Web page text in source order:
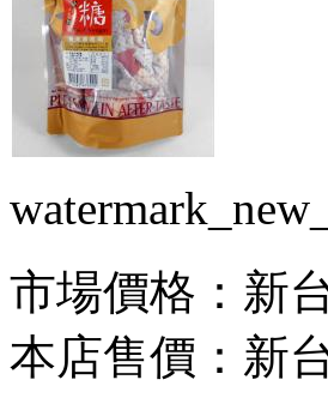
市場價格： 新
本店售價： 新